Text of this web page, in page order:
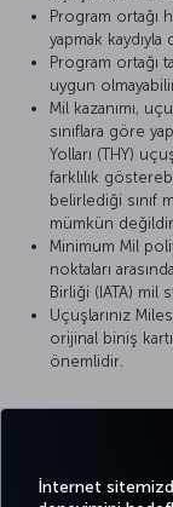
İnternet
Program ortağı
yapmak kaydıyla
Program ortağı
uygun
Mil kazanımı,
sınıflara göre
Yolları (THY)
farklılık
belirlediği sınıf
mümkün değildir.
Minimum Mil
noktaları
Birliği (IATA) mil
Uçuşlarınız
orijinal biniş
önemlidir.